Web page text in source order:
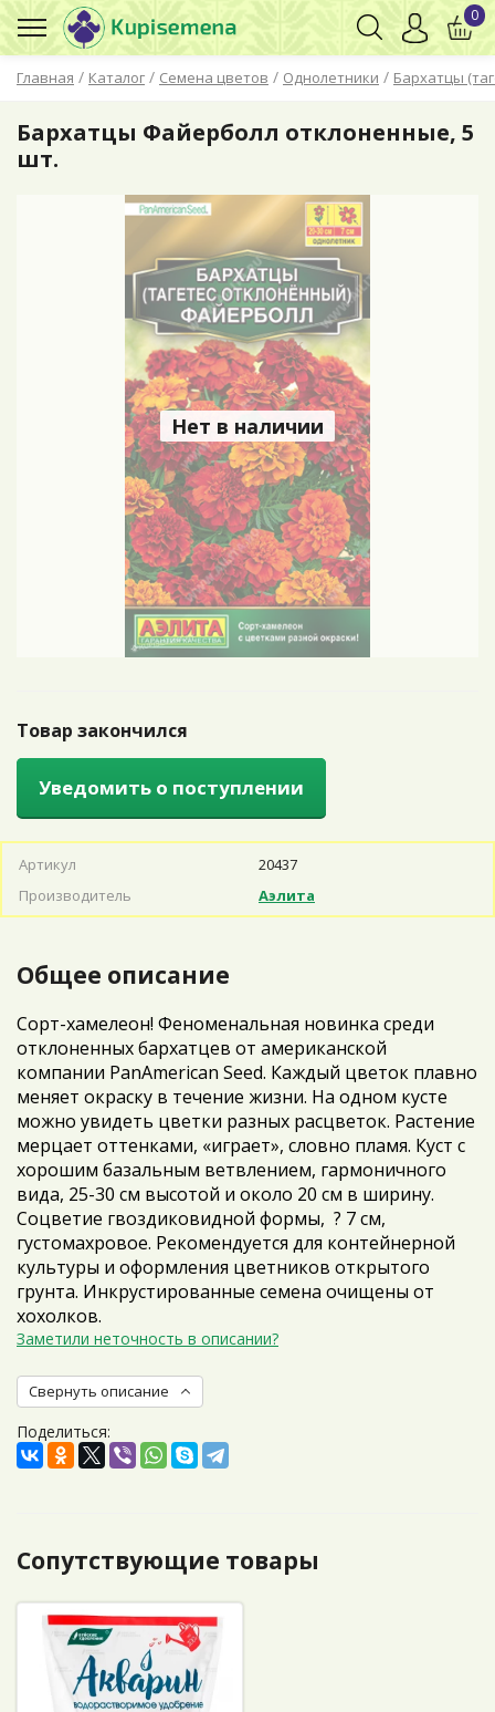
Главная / Каталог / Семена цветов / Однолетники / Бархатцы
0
Бархатцы Файерболл отклоненные, 5
шт.
Нет в наличии
Товар закончился
Уведомить о поступлении
Артикул
20437
Производитель
Аэлита
Общее описание
Сорт-хамелеон! Феноменальная новинка среди
отклоненных бархатцев от американской
компании PanAmerican Seed. Каждый цветок плавно
меняет окраску в течение жизни. На одном кусте
можно увидеть цветки разных расцветок. Растение
мерцает оттенками, «играет», словно пламя. Куст с
хорошим базальным ветвлением, гармоничного
вида, 25-30 см высотой и около 20 см в ширину.
Соцветие гвоздиковидной формы, ? 7 см,
густомахровое. Рекомендуется для контейнерной
культуры и оформления цветников открытого
грунта. Инкрустированные семена очищены от
хохолков.
Заметили неточность в описании?
Свернуть описание
Поделиться:
Сопутствующие товары